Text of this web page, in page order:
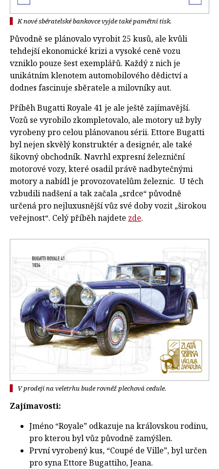
K nové sběratelské bankovce vyjde také pamětní tisk.
Původně se plánovalo vyrobit 25 kusů, ale kvůli
tehdejší ekonomické krizi a vysoké ceně vozu
vzniklo pouze šest exemplářů. Každý z nich je
unikátním klenotem automobilového dědictví a
dodnes fascinuje sběratele a milovníky aut.
Příběh Bugatti Royale 41 je ale ještě zajímavější.
Vozů se vyrobilo zkompletovalo, ale motory už byly
vyrobeny pro celou plánovanou sérii. Ettore Bugatti
byl nejen skvělý konstruktér a designér, ale také
šikovný obchodník. Navrhl expresní železniční
motorové vozy, které osadil právě nadbytečnými
motory a nabídl je provozovatelům železnic. U těch
vzbudili nadšení a tak začala „srdce“ původně
určená pro nejluxusnější vůz své doby vozit „širokou
veřejnost“. Celý příběh najdete zde.
V prodeji na veletrhu bude rovněž plechová cedule.
Zajímavosti:
Jméno “Royale” odkazuje na královskou rodinu,
pro kterou byl vůz původně zamýšlen.
První vyrobený kus, “Coupé de Ville”, byl určen
pro syna Ettore Bugattiho, Jeana.